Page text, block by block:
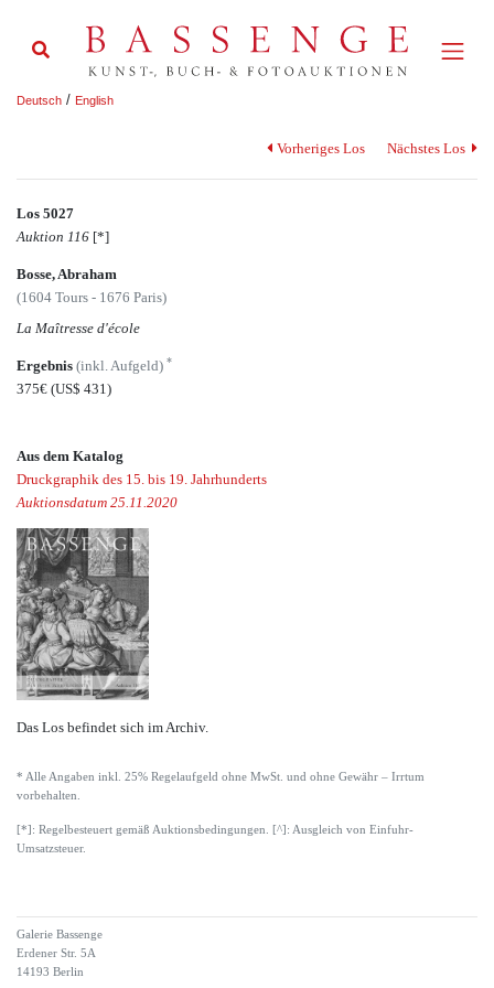
Deutsch / English
Vorheriges Los Nächstes Los
Los 5027
Auktion 116 [*]
Bosse, Abraham
(1604 Tours - 1676 Paris)
La Maîtresse d'école
Ergebnis (inkl. Aufgeld) *
375€ (US$ 431)
Aus dem Katalog
Druckgraphik des 15. bis 19. Jahrhunderts
Auktionsdatum 25.11.2020
Das Los befindet sich im Archiv.
* Alle Angaben inkl. 25% Regelaufgeld ohne MwSt. und ohne Gewähr – Irrtum
vorbehalten.
[*]: Regelbesteuert gemäß Auktionsbedingungen. [^]: Ausgleich von Einfuhr-
Umsatzsteuer.
Galerie Bassenge
Erdener Str. 5A
14193 Berlin